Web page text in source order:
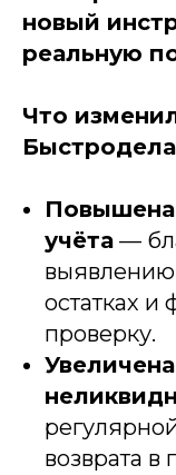
новый
реальную
Что
Повышена
учёта —
остатках
проверку.
возврата в